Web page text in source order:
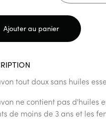
Ajouter au panier
tout doux sans huiles
ne contient pas d'huiles
de moins de 3 ans et les